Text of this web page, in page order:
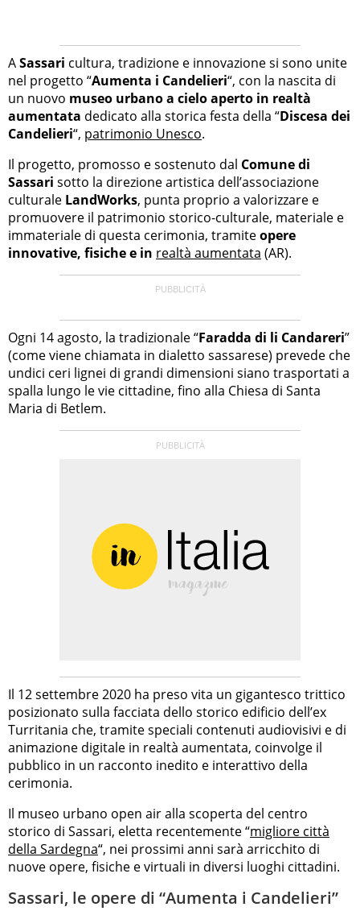
ASassari cultura, tradizione e innovazione si sono unite
nel progetto “Aumenta i Candelieri“, con la nascita di
un nuovo museo urbano a cielo aperto in realtà
aumentata dedicato alla storica festa della “Discesa dei
Candelieri“, patrimonio Unesco.
Il progetto, promosso e sostenuto dal Comune di
Sassari sotto la direzione artistica dell’associazione
culturale LandWorks, punta proprio a valorizzare e
promuovere il patrimonio storico-culturale, materiale e
immateriale di questa cerimonia, tramiteopere
innovative, fisiche e in realtà aumentata (AR).
Ogni 14 agosto, la tradizionale “Faradda di li Candareri”
(come viene chiamata in dialetto sassarese) prevede che
undici ceri lignei di grandi dimensioni siano trasportati a
spalla lungo le vie cittadine, fino alla Chiesa di Santa
Maria di Betlem.
Il 12 settembre 2020 ha preso vita un gigantesco trittico
posizionato sulla facciata dello storico edificio dell’ex
Turritania che, tramite speciali contenuti audiovisivi e di
animazione digitale in realtà aumentata, coinvolge il
pubblico in un racconto inedito e interattivo della
cerimonia.
Il museo urbano open air alla scoperta del centro
storico di Sassari, eletta recentemente “migliore città
della Sardegna“, nei prossimi anni sarà arricchito di
nuove opere, fisiche e virtuali in diversi luoghi cittadini.
Sassari, le opere di “Aumenta i Candelieri”